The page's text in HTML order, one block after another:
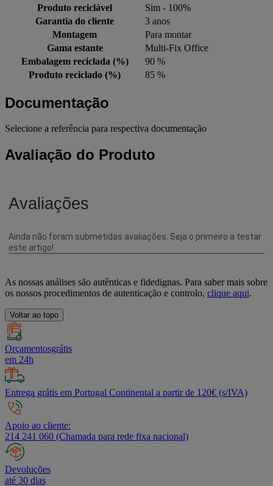
Produto reciclável
Sim - 100%
Garantia do cliente
3 anos
Montagem
Para montar
Gama estante
Multi-Fix Office
Embalagem reciclada (%)
90 %
Produto reciclado (%)
85 %
Documentação
Selecione a referência para respectiva documentação
Avaliação do Produto
As nossas análises são autênticas e fidedignas. Para saber mais sobre
os nossos procedimentos de autenticação e controlo, clique aqui.
Voltar ao topo
Orçamentosgrátis
em 24h
Entrega grátis em Portugal Continental a partir de 120€ (s/IVA)
Apoio ao cliente:
214 241 060 (Chamada para rede fixa nacional)
Devoluções
até 30 dias